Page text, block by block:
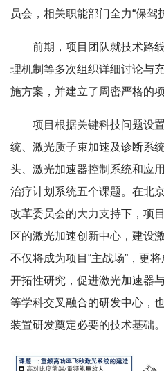
员会，相关职能部门全力“保驾
前期，项目团队就技术路
理机制等多次组织详细讨论与
施方案，并建立了周密严格的
项目根据关键科技问题设
统、激光质子束加速及诊断系
头、激光加速器控制系统和应
治疗计划系统五个课题。在北
改革委员会的大力支持下，项
区的激光加速创新中心，建
不仅将成为项目“主战场”，更
开拓性研究，促进激光加速器
等学科交叉融合的研发中心，
装置研发奠定必要的技术基础。